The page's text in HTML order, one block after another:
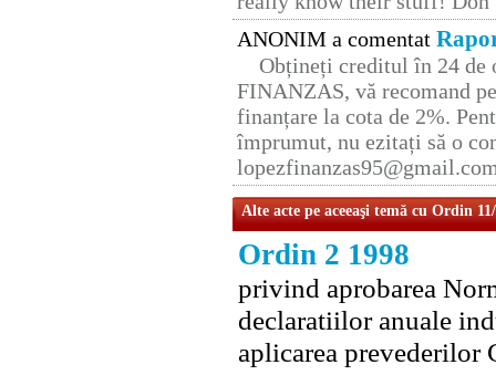
ANONIM a comentat
Obțineți creditul în 24 de
FINANZAS, vă recomand
finanțare la cota de 2%.
împrumut, nu ezitați să o
Alte acte pe aceeaşi temă cu Ordin
Ordin 2 1998
privind aprobarea
declaratiilor anuale
aplicarea